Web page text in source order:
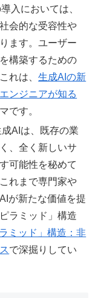
入においては、
会的な受容性や
ます。ユーザー
構築するための
れは、生成AIの新
ンジニアが知る
です。
成AIは、既存の業
、全く新しいサ
可能性を秘めて
れまで専門家や
が新たな価値を提
ラミッド」構造
ミッド」構造：非
で深掘りしてい